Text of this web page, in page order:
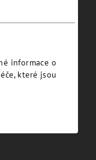
informace o
které jsou